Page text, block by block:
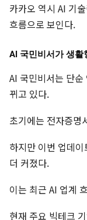
카카오 역시 AI 기
흐름으로 보인다.
AI 국민비서가 생활
AI 국민비서는 단
뀌고 있다.
초기에는 전자증명
하지만 이번 업데
더 커졌다.
이는 최근 AI 업계
현재 주요 빅테크